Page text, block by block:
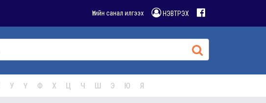
Үгийн санал илгээх НЭВТРЭХ
У Ү Ф Х Ц Ч Ш Э Ю Я